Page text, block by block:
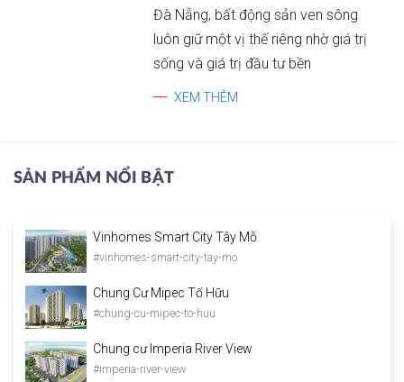
Đà Nẵng, bất động sản ven sông
luôn giữ một vị thế riêng nhờ giá trị
sống và giá trị đầu tư bền
XEM THÊM
SẢN PHẨM NỔI BẬT
Vinhomes Smart City Tây Mỗ
#vinhomes-smart-city-tay-mo
Chung Cư Mipec Tố Hữu
#chung-cu-mipec-to-huu
Chung cư Imperia River View
#imperia-river-view